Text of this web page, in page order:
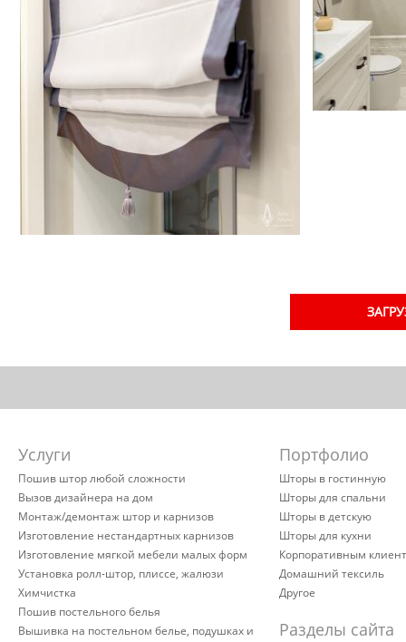
Услуги
Пошив штор любой сложности
Вызов дизайнера на дом
Монтаж/демонтаж штор и карнизов
Изготовление нестандартных карнизов
Изготовление мягкой мебели малых форм
Установка ролл-штор, плиссе, жалюзи
Химчистка
Пошив постельного белья
Вышивка на постельном белье, подушках и
Портфолио
Шторы в гостинную
Шторы для спальни
Шторы в детскую
Шторы для кухни
Корпоративным
Домашний тексиль
Другое
Разделы сайта